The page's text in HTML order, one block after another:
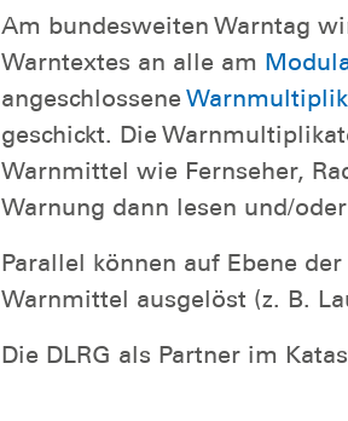
Am bundesweiten Warntag
Warntextes an alle am
angeschlossene
geschickt. Die
Warnmittel wie Fernseher,
Warnung dann lesen und/
Parallel können auf Ebene der
Warnmittel ausgelöst (z. B.
Die DLRG als Partner im